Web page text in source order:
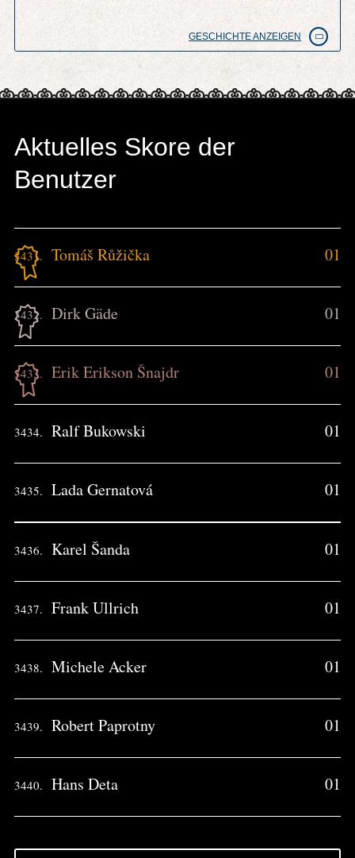
GESCHICHTE ANZEIGEN
Aktuelles Skore der
Benutzer
3431. Tomáš Růžička 01
3432. Dirk Gäde 01
3433. Erik Erikson Šnajdr 01
3434. Ralf Bukowski 01
3435. Lada Gernatová 01
3436. Karel Šanda 01
3437. Frank Ullrich 01
3438. Michele Acker 01
3439. Robert Paprotny 01
3440. Hans Deta 01